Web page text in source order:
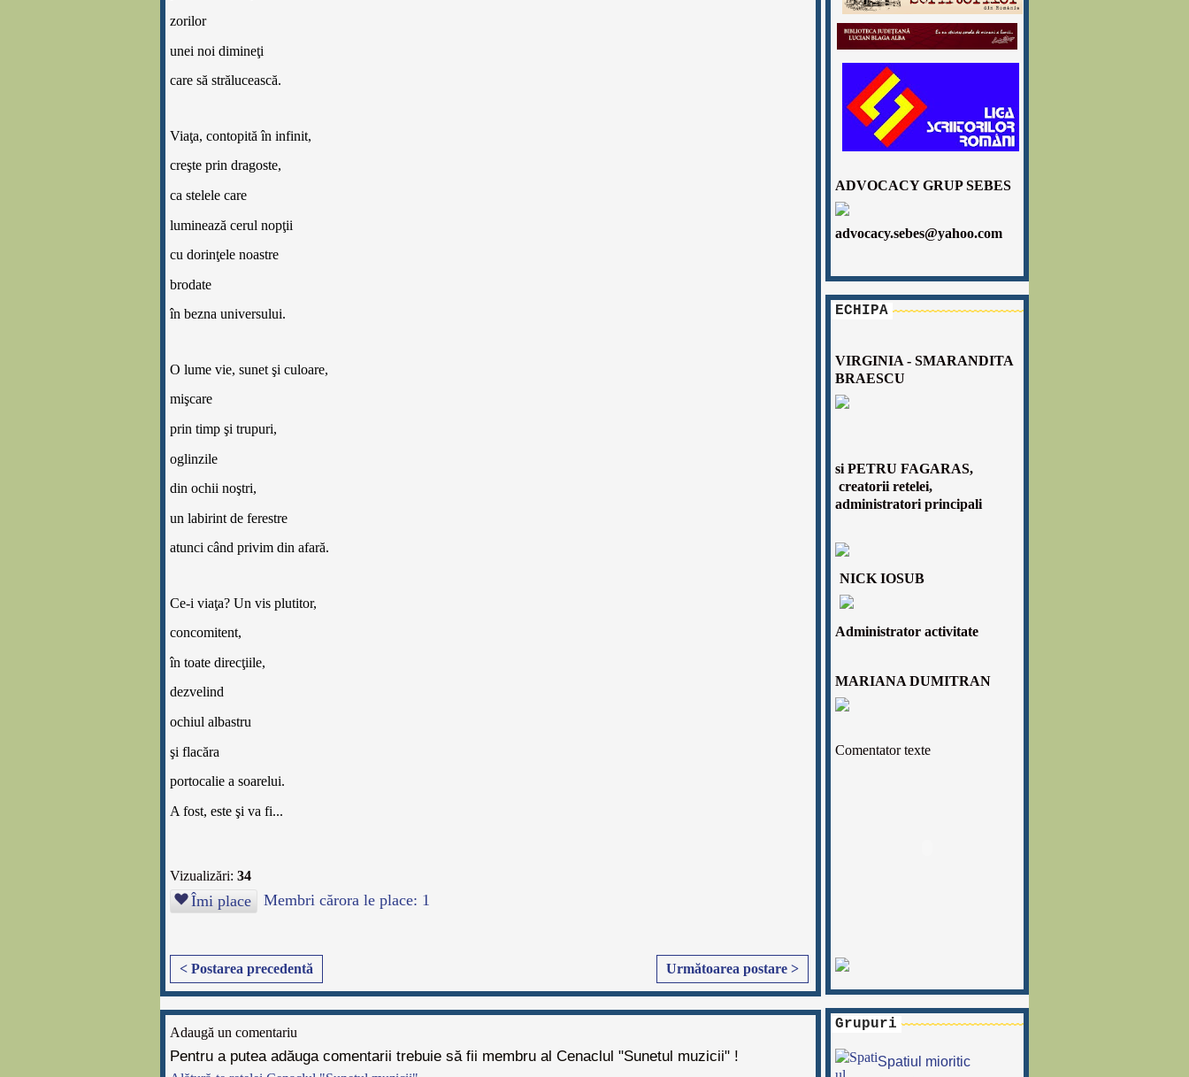
zorilor
unei noi dimineţi
care să strălucească.
Viaţa, contopită în infinit,
creşte prin dragoste,
ca stelele care
luminează cerul nopţii
cu dorinţele noastre
brodate
în bezna universului.
O lume vie, sunet şi culoare,
mişcare
prin timp şi trupuri,
oglinzile
din ochii noştri,
un labirint de ferestre
atunci când privim din afară.
Ce-i viaţa? Un vis plutitor,
concomitent,
în toate direcţiile,
dezvelind
ochiul albastru
şi flacăra
portocalie a soarelui.
A fost, este şi va fi...
Vizualizări: 34
Îmi place Membri cărora le place: 1
< Postarea precedentă Următoarea postare >
Adaugă un comentariu
Pentru a putea adăuga comentarii trebuie să fii membru al Cenaclul "Sunetul muzicii" !
ADVOCACY GRUP SEBES
advocacy.sebes@yahoo.com
ECHIPA
VIRGINIA - SMARANDITA
BRAESCU
si PETRU FAGARAS,
creatorii retelei,
administratori principali
NICK IOSUB
Administrator activitate
MARIANA DUMITRAN
Comentator texte
Grupuri
Spatiul mioritic